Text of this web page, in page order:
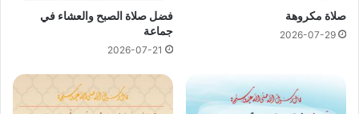
صلاة مكروهة
2026-07-29
فضل صلاة الصبح والعشاء في
جماعة
2026-07-21